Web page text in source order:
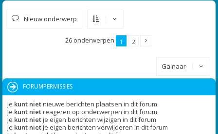
Nieuw onderwerp
26 onderwerpen 1 2
Ga naar
FORUMPERMISSIES
Je kunt nietnieuwe berichten plaatsen in dit forum
Je kunt nietreageren op onderwerpen in dit forum
Je kunt nietje eigen berichten wijzigen in dit forum
Je kunt nietje eigen berichten verwijderen in dit forum